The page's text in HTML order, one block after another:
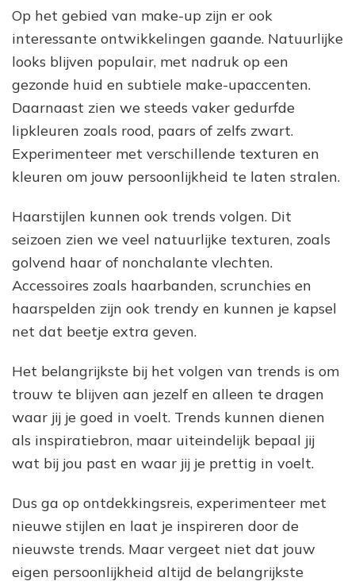
Op het gebied van make-up zijn er ook
interessante ontwikkelingen gaande. Natuurlijke
looks blijven populair, met nadruk op een
gezonde huid en subtiele make-upaccenten.
Daarnaast zien we steeds vaker gedurfde
lipkleuren zoals rood, paars of zelfs zwart.
Experimenteer met verschillende texturen en
kleuren om jouw persoonlijkheid te laten stralen.
Haarstijlen kunnen ook trends volgen. Dit
seizoen zien we veel natuurlijke texturen, zoals
golvend haar of nonchalante vlechten.
Accessoires zoals haarbanden, scrunchies en
haarspelden zijn ook trendy en kunnen je kapsel
net dat beetje extra geven.
Het belangrijkste bij het volgen van trends is om
trouw te blijven aan jezelf en alleen te dragen
waar jij je goed in voelt. Trends kunnen dienen
als inspiratiebron, maar uiteindelijk bepaal jij
wat bij jou past en waar jij je prettig in voelt.
Dus ga op ontdekkingsreis, experimenteer met
nieuwe stijlen en laat je inspireren door de
nieuwste trends. Maar vergeet niet dat jouw
eigen persoonlijkheid altijd de belangrijkste